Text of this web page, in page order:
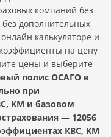
компаний без
дополнительных
калькуляторе и
на цену
цены и выберите
полис ОСАГО в
при
КМ и базовом
— 12056
КВС, КМ